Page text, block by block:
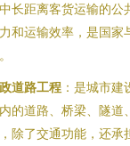
长距离客货运输的公
和运输效率，是国家
道路工程 ：是城市
的道路、桥梁、隧道
除了交通功能，还承